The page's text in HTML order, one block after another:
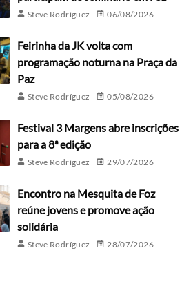
Steve Rodríguez 06/08/2026
Feirinha da JK volta com
programação noturna na Praça da
Paz
Steve Rodríguez 05/08/2026
Festival 3 Margens abre inscrições
para a 8ª edição
Steve Rodríguez 29/07/2026
Encontro na Mesquita de Foz
reúne jovens e promove ação
solidária
Steve Rodríguez 28/07/2026